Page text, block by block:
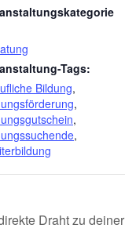
Tags:
Bildung,
,
,
,
Draht zu deiner